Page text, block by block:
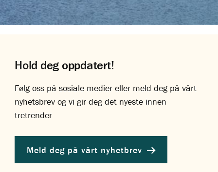
Hold deg oppdatert!
Følg oss på sosiale medier eller meld deg på vårt
nyhetsbrev og vi gir deg det nyeste innen
tretrender
Meld deg på vårt nyhetbrev